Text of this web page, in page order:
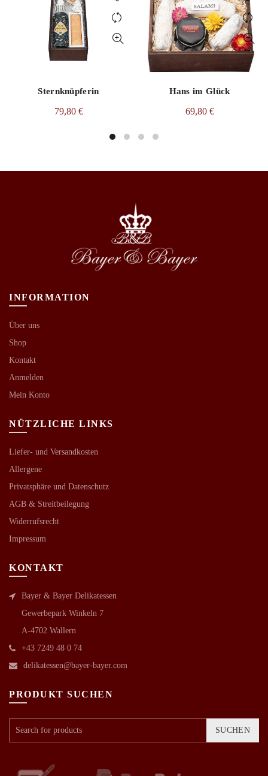
Sternknüpferin
79,80 €
Hans im Glück
69,80 €
INFORMATION
Über uns
Shop
Kontakt
Anmelden
Mein Konto
NÜTZLICHE LINKS
Liefer- und Versandkosten
Allergene
Privatsphäre und Datenschutz
AGB & Streitbeilegung
Widerrufsrecht
Impressum
KONTAKT
Bayer & Bayer Delikatessen
Gewerbepark Winkeln 7
A-4702 Wallern
+43 7249 48 0 74
delikatessen@bayer-bayer.com
PRODUKT SUCHEN
SUCHEN